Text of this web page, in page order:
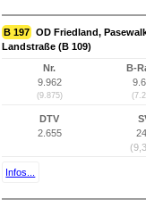
B 197 OD Friedland,
Landstraße (B 109)
Nr.
9.962
(9.875)
B-
DTV
2.655
Infos...